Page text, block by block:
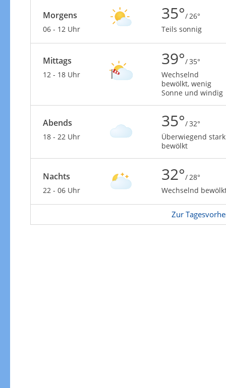
Morgens
06 - 12 Uhr
35°/ 26°
Teils sonnig
Mittags
12 - 18 Uhr
39°/ 35°
Wechselnd
bewölkt, wenig
Sonne und windig
Abends
18 - 22 Uhr
35°/ 32°
Überwiegend stark
bewölkt
Nachts
22 - 06 Uhr
32°/ 28°
Wechselnd
Zur
Windgeschwindigkeiten
Zur Windgeschwindigkeitenkarte